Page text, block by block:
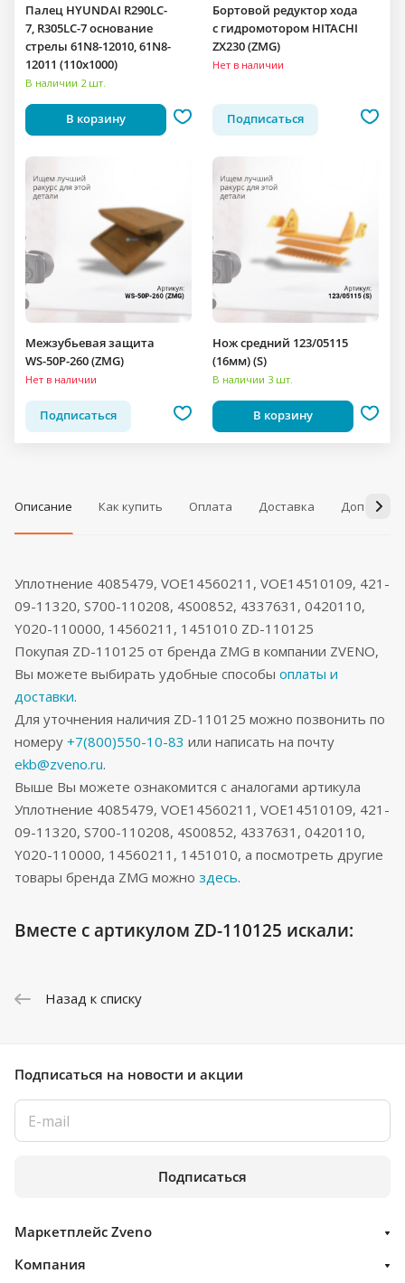
Палец HYUNDAI R290LC-
7, R305LC-7 основание
стрелы 61N8-12010, 61N8-
12011 (110x1000)
В наличии 2 шт.
В корзину
Бортовой редуктор хода
c гидромотором HITACHI
ZX230 (ZMG)
Нет в наличии
Подписаться
Межзубьевая защита
WS-50P-260 (ZMG)
Нет в наличии
Подписаться
Нож средний 123/05115
(16мм) (S)
В наличии 3 шт.
В корзину
Описание Как купить Оплата Доставка
Уплотнение 4085479, VOE14560211, VOE14510109, 421-
09-11320, S700-110208, 4S00852, 4337631, 0420110,
Y020-110000, 14560211, 1451010 ZD-110125
Покупая ZD-110125 от бренда ZMG в компании ZVENO,
Вы можете выбирать удобные способы оплаты и
доставки.
Для уточнения наличия ZD-110125 можно позвонить по
номеру +7(800)550-10-83 или написать на почту
ekb@zveno.ru.
Выше Вы можете ознакомится с аналогами артикула
Уплотнение 4085479, VOE14560211, VOE14510109, 421-
09-11320, S700-110208, 4S00852, 4337631, 0420110,
Y020-110000, 14560211, 1451010, а посмотреть другие
товары бренда ZMG можно здесь.
Вместе с артикулом ZD-110125 искали:
Назад к списку
Подписаться на новости и акции
Подписаться
Маркетплейс Zveno
Компания